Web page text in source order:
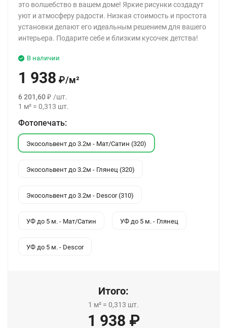
это волшебство в вашем доме! Яркие рисунки создадут
уют и атмосферу радости. Низкая стоимость и простота
установки делают его идеальным решением для вашего
интерьера. Подарите себе и близким кусочек детства!
В наличии
1 938 ₽/м²
6 201,60₽ /шт.
1 м² = 0,313 шт.
Фотопечать:
Экосольвент до 3.2м - Мат/Сатин (320)
Экосольвент до 3.2м - Глянец (320)
Экосольвент до 3.2м - Descor (310)
УФ до 5 м. - Мат/Сатин УФ до 5 м. - Глянец
УФ до 5 м. - Descor
Итого:
1 м² = 0,313 шт.
1 938 ₽